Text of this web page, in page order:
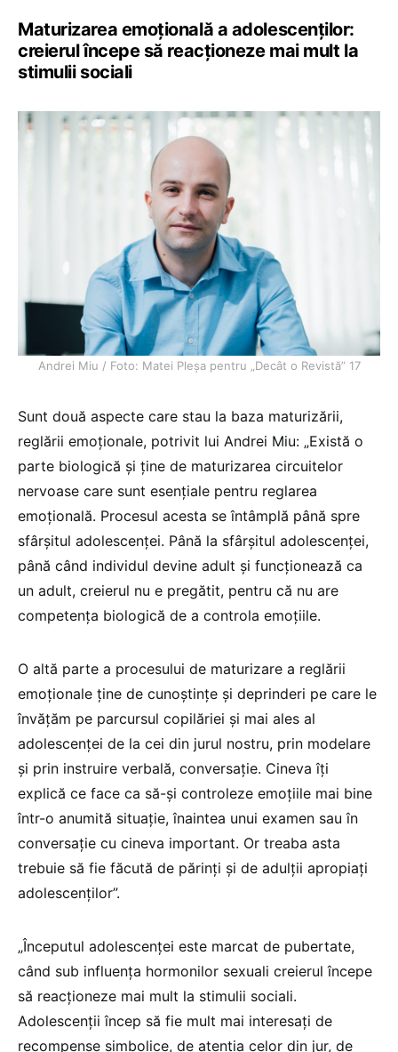
Maturizarea emoțională a adolescenților:
creierul începe să reacționeze mai mult la
stimulii sociali
Andrei Miu / Foto: Matei Pleșa pentru „Decât o Revistă” 17
Sunt două aspecte care stau la baza maturizării,
reglării emoționale, potrivit lui Andrei Miu: „Există o
parte biologică și ține de maturizarea circuitelor
nervoase care sunt esențiale pentru reglarea
emoțională. Procesul acesta se întâmplă până spre
sfârșitul adolescenței. Până la sfârșitul adolescenței,
până când individul devine adult și funcționează ca
un adult, creierul nu e pregătit, pentru că nu are
competența biologică de a controla emoțiile.
O altă parte a procesului de maturizare a reglării
emoționale ține de cunoștințe și deprinderi pe care le
învățăm pe parcursul copilăriei și mai ales al
adolescenței de la cei din jurul nostru, prin modelare
și prin instruire verbală, conversație. Cineva îți
explică ce face ca să-și controleze emoțiile mai bine
într-o anumită situație, înaintea unui examen sau în
conversație cu cineva important. Or treaba asta
trebuie să fie făcută de părinți și de adulții apropiați
adolescenților”.
„Începutul adolescenței este marcat de pubertate,
când sub influența hormonilor sexuali creierul începe
să reacționeze mai mult la stimulii sociali.
Adolescenții încep să fie mult mai interesați de
recompense simbolice, de atenția celor din jur, de